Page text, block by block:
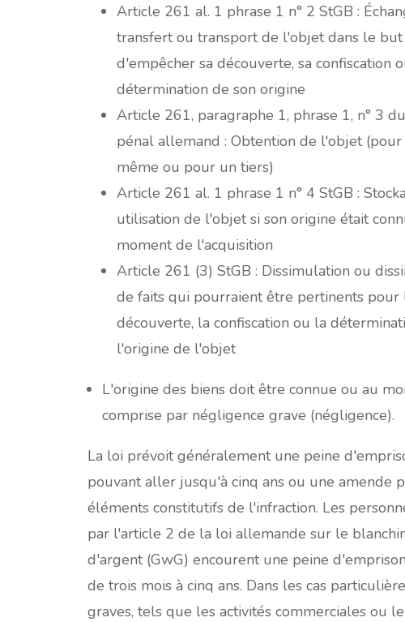
Article 261 al. 1 phrase 1 n° 2 StGB :
transfert ou transport de l'objet dans le but
d'empêcher sa découverte, sa confiscation
détermination de son origine
Article 261, paragraphe 1, phrase 1, n° 3
pénal allemand : Obtention de l'objet (pour
même ou pour un tiers)
Article 261 al. 1 phrase 1 n° 4 StGB :
utilisation de l'objet si son origine était
moment de l'acquisition
Article 261 (3) StGB : Dissimulation ou
de faits qui pourraient être pertinents pour
découverte, la confiscation ou la
l'origine de l'objet
L'origine des biens doit être connue ou au
comprise par négligence grave (négligence).
La loi prévoit généralement une peine
pouvant aller jusqu'à cinq ans ou une amende
éléments constitutifs de l'infraction. Les
par l'article 2 de la loi allemande sur le
d'argent (GwG) encourent une peine
de trois mois à cinq ans. Dans les cas
graves, tels que les activités commerciales ou le